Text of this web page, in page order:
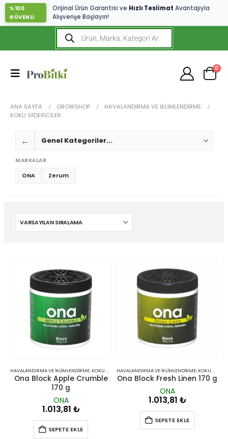
%100
GÜVENLİ
Orijinal Ürün Garantisi ve Hızlı Teslimat Avantajıyla
Alışverişe Başlayın!
0
ANA SAYFA GROWSHOP
HAVALANDIRMA VE İKLIMLENDIRME
KOKU GIDERICILER
←
MARKALAR
ONA Zerum
HAVALANDIRMA VE İKLIMLENDIRME, KOKU GIDERICILER
Ona Block Apple Crumble
170 g
ONA
1.013,81 ₺
SEPETE EKLE
HAVALANDIRMA VE İKLIMLENDIRME, KOKU GIDERICILER
Ona Block Fresh Linen 170 g
ONA
1.013,81 ₺
SEPETE EKLE